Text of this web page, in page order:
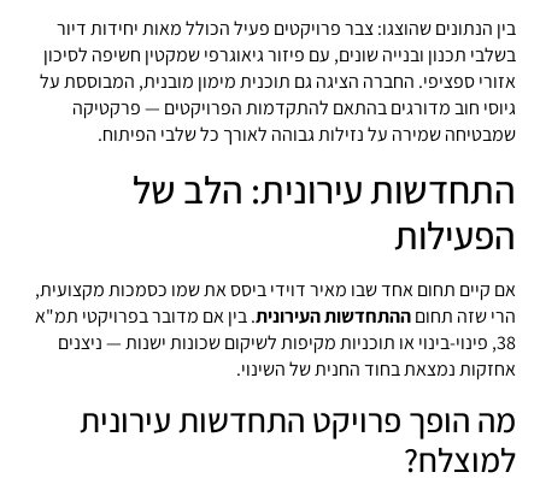
בין הנתונים שהוצגו: צבר פרויקטים פעיל הכולל מאות יחידות דיור
בשלבי תכנון ובנייה שונים, עם פיזור גיאוגרפי שמקטין חשיפה לסיכון
אזורי ספציפי. החברה הציגה גם תוכנית מימון מובנית, המבוססת על
גיוסי חוב מדורגים בהתאם להתקדמות הפרויקטים — פרקטיקה
שמבטיחה שמירה על נזילות גבוהה לאורך כל שלבי הפיתוח.
התחדשות עירונית: הלב של
הפעילות
אם קיים תחום אחד שבו מאיר דוידי ביסס את שמו כסמכות מקצועית,
הרי שזה תחוםההתחדשות העירונית. בין אם מדובר בפרויקטי תמ"א
38, פינוי-בינוי או תוכניות מקיפות לשיקום שכונות ישנות — ניצנים
אחזקות נמצאת בחוד החנית של השינוי.
מה הופך פרויקט התחדשות עירונית
למוצלח?